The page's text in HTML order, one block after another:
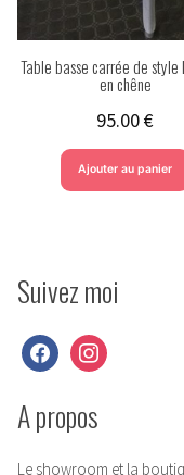
Table basse carrée de style
en chêne
95.00€
Ajouter au panier
Suivez moi
facebookinstagram
A propos
Le showroom et la